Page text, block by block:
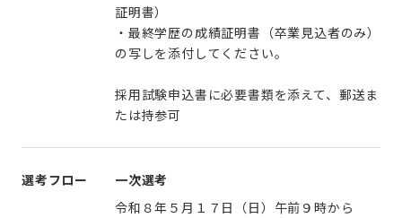
証明書）
・最終学歴の成績証明書（卒業見込者のみ）
の写しを添付してください。
採用試験申込書に必要書類を添えて、郵送ま
たは持参可
選考フロー
一次選考
令和８年５月１７日（日）午前９時から